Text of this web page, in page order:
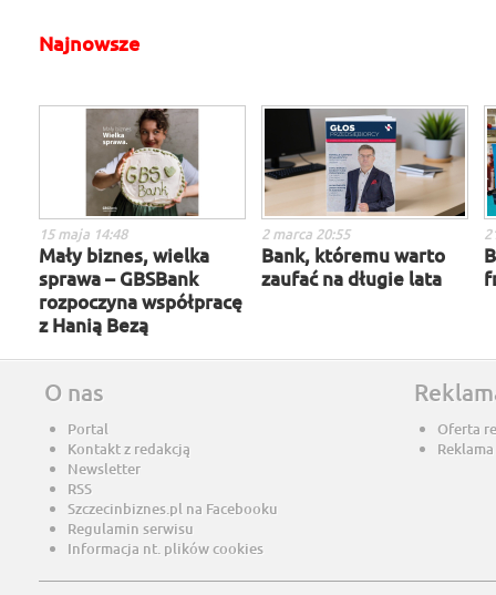
Najnowsze
15 maja 14:48
Mały biznes, wielka
sprawa – GBSBank
rozpoczyna współpracę
z Hanią Bezą
2 marca 20:55
Bank, któremu warto
zaufać na długie lata
O nas
Portal
Kontakt z redakcją
Newsletter
RSS
Szczecinbiznes.pl na Facebooku
Regulamin serwisu
Informacja nt. plików cookies
Oferta